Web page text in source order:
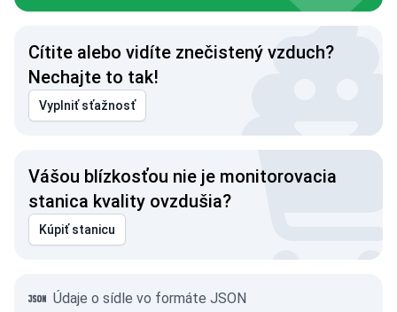
Cítite alebo vidíte znečistený vzduch?
Nechajte to tak!
Vyplniť sťažnosť
Vášou blízkosťou nie je monitorovacia
stanica kvality ovzdušia?
Kúpiť stanicu
Údaje o sídle vo formáte JSON